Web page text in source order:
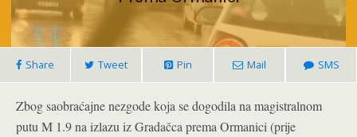
Share Tweet Pin Mail SMS
Zbog saobraćajne nezgode koja se dogodila na magistralnom
putu M 1.9 na izlazu iz Gradačca prema Ormanici (prije